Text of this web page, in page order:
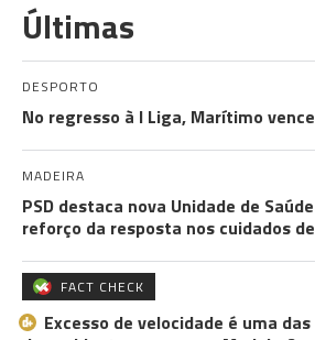
Últimas
DESPORTO
No regresso à I Liga, Marítimo
MADEIRA
PSD destaca nova Unidade de
reforço da resposta nos cuidados
FACT CHECK
Excesso de velocidade é uma